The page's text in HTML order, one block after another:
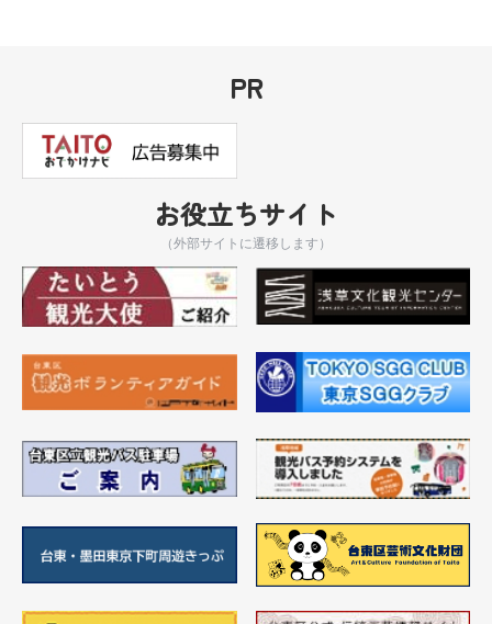
PR
お役立ちサイト
（外部サイトに遷移します）